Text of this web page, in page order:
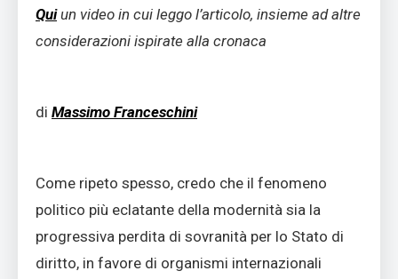
Quiun video in cui leggo l’articolo, insieme ad altre
considerazioni ispirate alla cronaca
di Massimo Franceschini
Come ripeto spesso, credo che il fenomeno
politico più eclatante della modernità sia la
progressiva perdita di sovranità per lo Stato di
diritto, in favore di organismi internazionali